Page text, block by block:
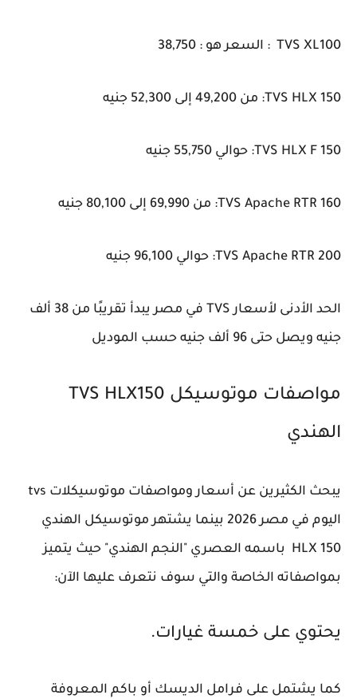
TVS XL100 : السعر هو : 38,750
TVS HLX 150: من 49,200 إلى 52,300 جنيه
TVS HLX F 150: حوالي 55,750 جنيه
TVS Apache RTR 160: من 69,990 إلى 80,100 جنيه
TVS Apache RTR 200: حوالي 96,100 جنيه
الحد الأدنى لأسعار TVS في مصر يبدأ تقريبًا من 38 ألف
جنيه ويصل حتى 96 ألف جنيه حسب الموديل
مواصفات موتوسيكل TVS HLX150
الهندي
يبحث الكثيرين عن أسعار ومواصفات موتوسيكلات tvs
اليوم في مصر 2026 بينما يشتهر موتوسيكل الهندي
HLX 150 باسمه العصري "النجم الهندي" حيث يتميز
بمواصفاته الخاصة والتي سوف نتعرف عليها الآن:
يحتوي على خمسة غيارات.
كما يشتمل على فرامل الديسك أو باكم المعروفة